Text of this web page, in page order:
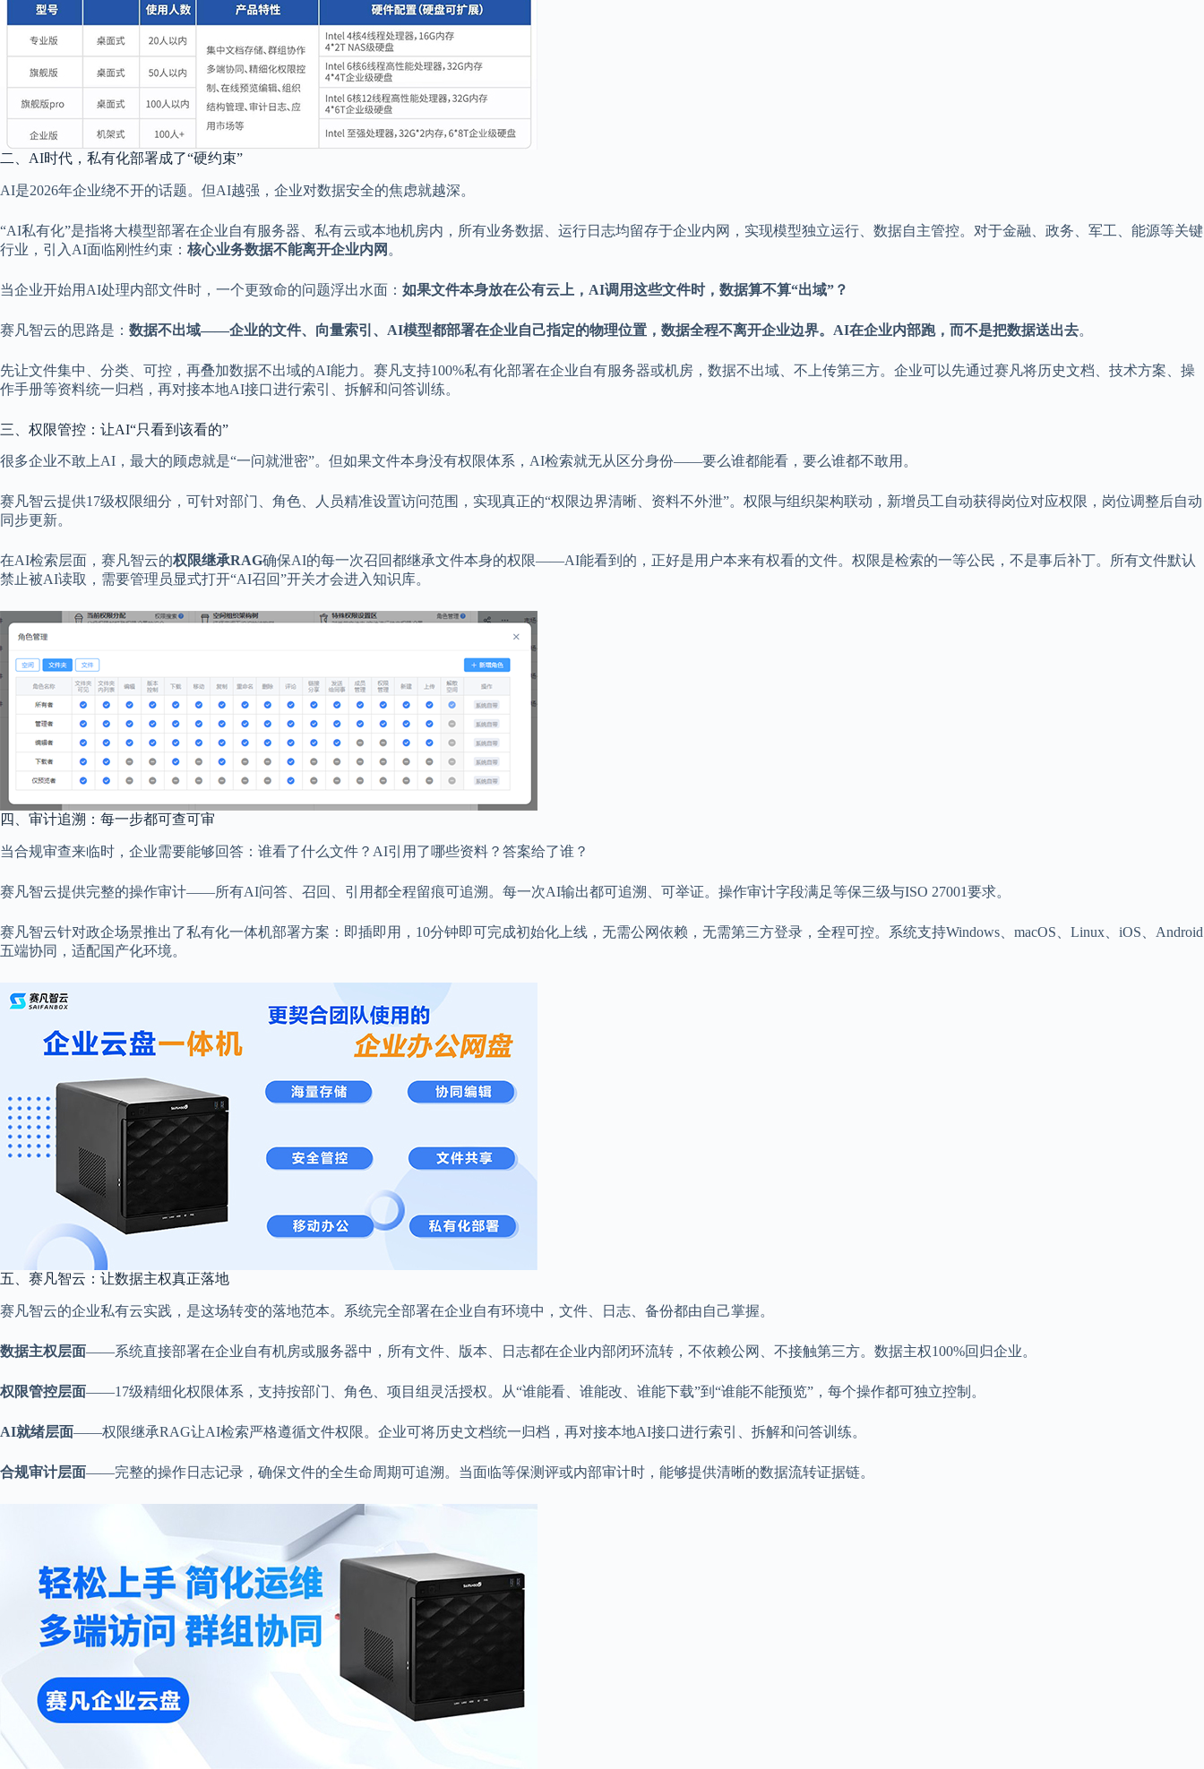
二、AI时代，私有化部署成了“硬约束”
AI是2026年企业绕不开的话题。但AI越强，企业对数据安全的焦虑就越深。
“AI私有化”是指将大模型部署在企业自有服务器、私有云或本地机房内，所有业务数据、运行日志均留存于企业内网，实现模型独立运行、数据自主管控。对于金融、政务、军工、能源等关键
行业，引入AI面临刚性约束： 核心业务数据不能离开企业内网 。
当企业开始用AI处理内部文件时，一个更致命的问题浮出水面： 如果文件本身放在公有云上，AI调用这些文件时，数据算不算“出域”？
赛凡智云的思路是： 数据不出域——企业的文件、向量索引、AI模型都部署在企业自己指定的物理位置，数据全程不离开企业边界。AI在企业内部跑，而不是把数据送出去。
先让文件集中、分类、可控，再叠加数据不出域的AI能力。赛凡支持100%私有化部署在企业自有服务器或机房，数据不出域、不上传第三方。企业可以先通过赛凡将历史文档、技术方案、操
作手册等资料统一归档，再对接本地AI接口进行索引、拆解和问答训练。
三、权限管控：让AI“只看到该看的”
很多企业不敢上AI，最大的顾虑就是“一问就泄密”。但如果文件本身没有权限体系，AI检索就无从区分身份——要么谁都能看，要么谁都不敢用。
赛凡智云提供17级权限细分，可针对部门、角色、人员精准设置访问范围，实现真正的“权限边界清晰、资料不外泄”。权限与组织架构联动，新增员工自动获得岗位对应权限，岗位调整后自动
同步更新。
在AI检索层面，赛凡智云的权限继承RAG确保AI的每一次召回都继承文件本身的权限——AI能看到的，正好是用户本来有权看的文件。权限是检索的一等公民，不是事后补丁。所有文件默认
禁止被AI读取，需要管理员显式打开“AI召回”开关才会进入知识库。
四、审计追溯：每一步都可查可审
当合规审查来临时，企业需要能够回答：谁看了什么文件？AI引用了哪些资料？答案给了谁？
赛凡智云提供完整的操作审计——所有AI问答、召回、引用都全程留痕可追溯。每一次AI输出都可追溯、可举证。操作审计字段满足等保三级与ISO 27001要求。
赛凡智云针对政企场景推出了私有化一体机部署方案：即插即用，10分钟即可完成初始化上线，无需公网依赖，无需第三方登录，全程可控。系统支持Windows、macOS、Linux、iOS、Android
五端协同，适配国产化环境。
五、赛凡智云：让数据主权真正落地
赛凡智云的企业私有云实践，是这场转变的落地范本。系统完全部署在企业自有环境中，文件、日志、备份都由自己掌握。
数据主权层面——系统直接部署在企业自有机房或服务器中，所有文件、版本、日志都在企业内部闭环流转，不依赖公网、不接触第三方。数据主权100%回归企业。
权限管控层面——17级精细化权限体系，支持按部门、角色、项目组灵活授权。从“谁能看、谁能改、谁能下载”到“谁能不能预览”，每个操作都可独立控制。
AI就绪层面——权限继承RAG让AI检索严格遵循文件权限。企业可将历史文档统一归档，再对接本地AI接口进行索引、拆解和问答训练。
合规审计层面——完整的操作日志记录，确保文件的全生命周期可追溯。当面临等保测评或内部审计时，能够提供清晰的数据流转证据链。